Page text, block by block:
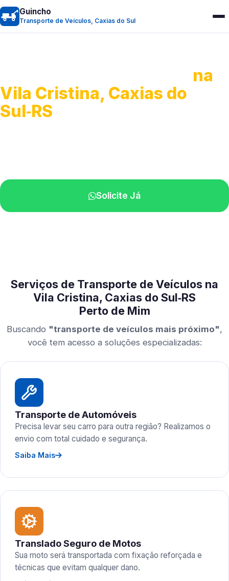
Guincho
Transporte de Veículos, Caxias do Sul
na
Vila Cristina, Caxias do
Sul‑RS
Solicite Já
Serviços de Transporte de Veículos na
Vila Cristina, Caxias do Sul‑RS
Perto de Mim
Buscando "transporte de veículos mais próximo",
você tem acesso a soluções especializadas:
Transporte de Automóveis
Precisa levar seu carro para outra região? Realizamos o
envio com total cuidado e segurança.
Saiba Mais
Translado Seguro de Motos
Sua moto será transportada com fixação reforçada e
técnicas que evitam qualquer dano.